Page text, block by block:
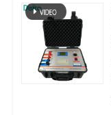
Videos
Über uns